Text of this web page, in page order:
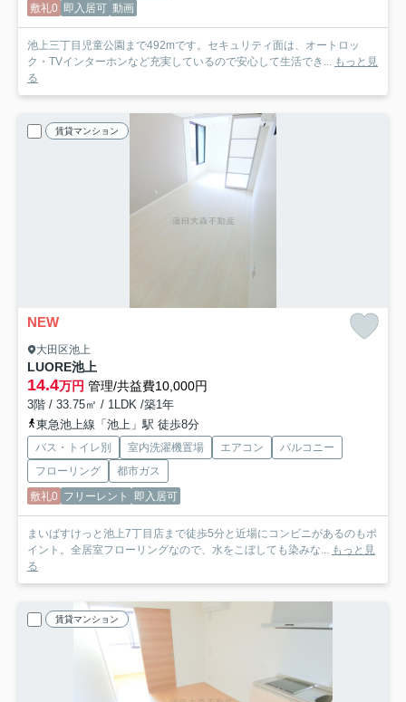
敷礼0 即入居可 動画
池上三丁目児童公園まで492mです。セキュリティ面は、オートロッ
ク・TVインターホンなど充実しているので安心して生活でき...
もっと見
る
賃貸マンション
NEW
大田区池上
LUORE池上
14.4万円 管理/共益費10,000円
3階 / 33.75㎡ / 1LDK /築1年
東急池上線「池上」駅 徒歩8分
バス・トイレ別 室内洗濯機置場 エアコン
バルコニー
フローリング
都市ガス
敷礼0 フリーレント 即入居可
まいばすけっと池上7丁目店まで徒歩5分と近場にコンビニがあるのもポ
イント。全居室フローリングなので、水をこぼしても染みな...
もっと見
る
賃貸マンション